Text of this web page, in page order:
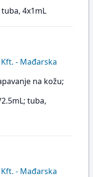
4x1mL
- Mađarska
na kožu;
tuba,
- Mađarska